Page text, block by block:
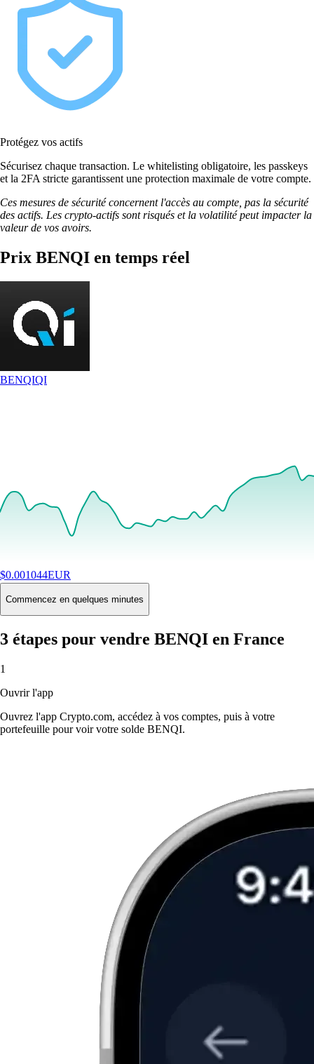
Protégez vos actifs
Sécurisez chaque transaction. Le whitelisting obligatoire, les passkeys
et la 2FA stricte garantissent une protection maximale de votre compte.
Ces mesures de sécurité concernent l'accès au compte, pas la sécurité
des actifs. Les crypto-actifs sont risqués et la volatilité peut impacter la
valeur de vos avoirs.
Prix BENQI en temps réel
BENQIQI
$0.001044EUR
+1.54%24H
Buy
Commencez en quelques minutes
3 étapes pour vendre BENQI en France
1
Ouvrir l'app
Ouvrez l'app Crypto.com, accédez à vos comptes, puis à votre
portefeuille pour voir votre solde BENQI.